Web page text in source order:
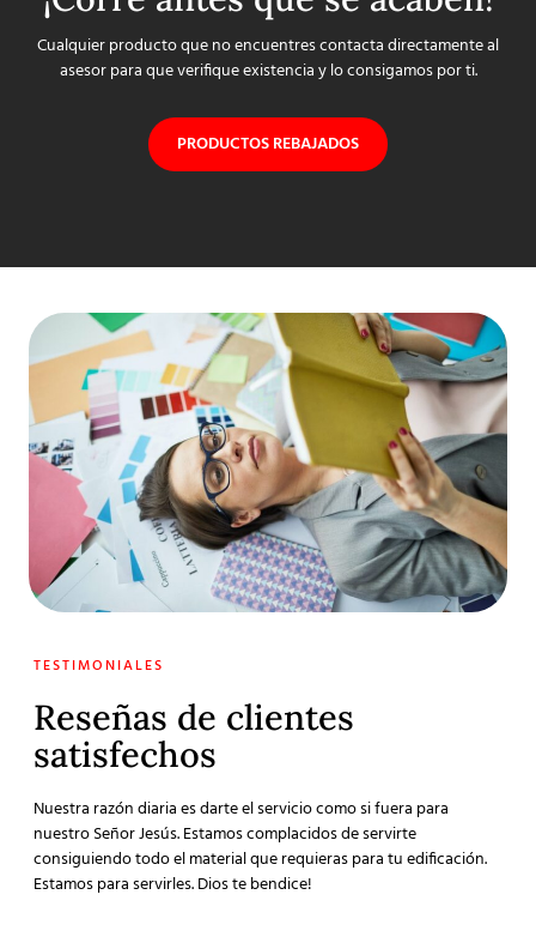
Cualquier producto que no encuentres contacta directamente al
asesor para que verifique existencia y lo consigamos por ti.
PRODUCTOS REBAJADOS
TESTIMONIALES
Reseñas de clientes
satisfechos
Nuestra razón diaria es darte el servicio como si fuera para
nuestro Señor Jesús. Estamos complacidos de servirte
consiguiendo todo el material que requieras para tu edificación.
Estamos para servirles. Dios te bendice!